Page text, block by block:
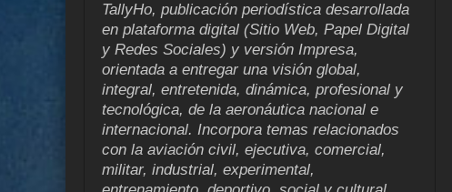
TallyHo, publicación periodística desarrollada
en plataforma digital (Sitio Web, Papel Digital
y Redes Sociales) y versión Impresa,
orientada a entregar una visión global,
integral, entretenida, dinámica, profesional y
tecnológica, de la aeronáutica nacional e
internacional. Incorpora temas relacionados
con la aviación civil, ejecutiva, comercial,
militar, industrial, experimental,